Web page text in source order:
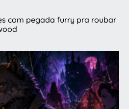
com pegada furry pra roubar